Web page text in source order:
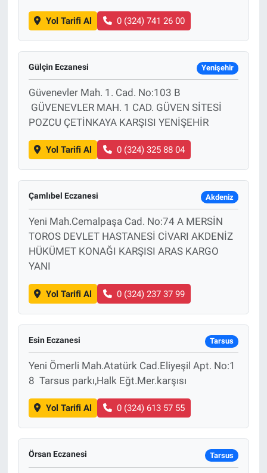
Yol Tarifi Al 0 (324) 741 26 00
Gülçin Eczanesi Yenişehir
Güvenevler Mah. 1. Cad. No:103 B
GÜVENEVLER MAH. 1 CAD. GÜVEN SİTESİ
POZCU ÇETİNKAYA KARŞISI YENİŞEHİR
Yol Tarifi Al 0 (324) 325 88 04
Çamlıbel Eczanesi Akdeniz
Yeni Mah.Cemalpaşa Cad. No:74 A MERSİN
TOROS DEVLET HASTANESİ CİVARI AKDENİZ
HÜKÜMET KONAĞI KARŞISI ARAS KARGO
YANI
Yol Tarifi Al 0 (324) 237 37 99
Esin Eczanesi Tarsus
Yeni Ömerli Mah.Atatürk Cad.Eliyeşil Apt. No:1
8 Tarsus parkı,Halk Eğt.Mer.karşısı
Yol Tarifi Al 0 (324) 613 57 55
Örsan Eczanesi Tarsus